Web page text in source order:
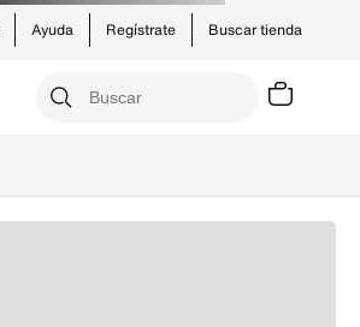
Buscar tienda
Ayuda Regístrate